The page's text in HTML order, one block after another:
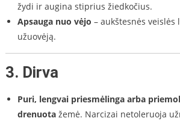
žydi ir augina stiprius žiedkočius.
Apsauga nuo vėjo – aukštesnės
užuovėją.
3. Dirva
Puri, lengvai priesmėlinga arba
drenuotažemė. Narcizai netoleruoja